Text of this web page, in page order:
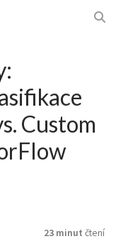
Custom
23 minut čtení